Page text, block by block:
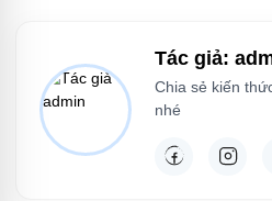
Tác giả:
Chia sẻ kiến
nhé